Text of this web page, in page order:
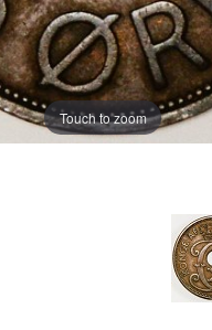
Touch to zoom